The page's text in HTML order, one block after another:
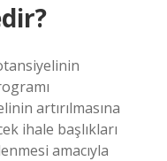
artırılmasına
ihale başlıkları
amacıyla